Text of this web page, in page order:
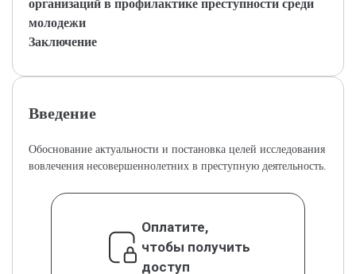
организаций в профилактике преступности среди
молодежи
Заключение
Введение
Обоснование актуальности и постановка целей исследования
вовлечения несовершеннолетних в преступную деятельность.
Оплатите,
чтобы получить
доступ